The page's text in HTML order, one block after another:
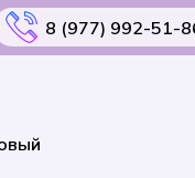
8 (977) 992-51-